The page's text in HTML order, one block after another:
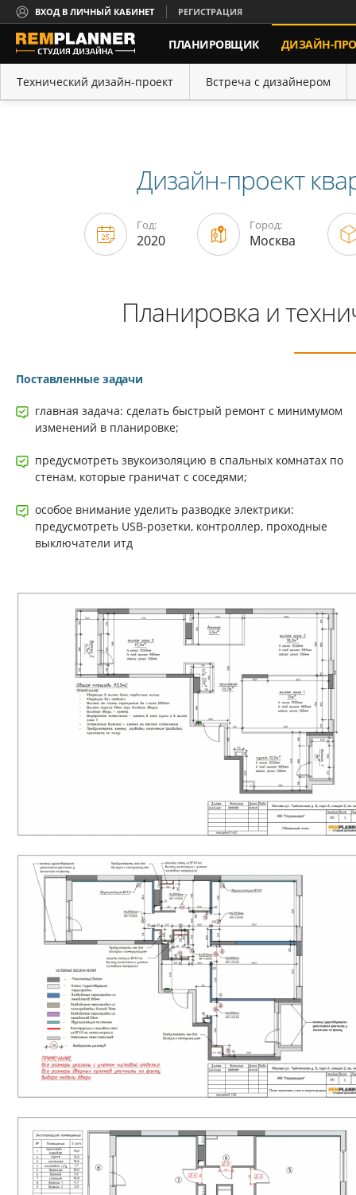
ВХОД В ЛИЧНЫЙ КАБИНЕТ РЕГИСТРАЦИЯ
ПЛАНИРОВЩИК ДИЗАЙН-
КОНТАКТЫ
Технический дизайн-проект Встреча с дизайнером
Дизайн-проект
Год:
2020
Город:
Москва
Планировка и
Поставленные задачи
главная задача: сделать быстрый ремонт с минимумом
изменений в планировке;
предусмотреть звукоизоляцию в спальных комнатах по
стенам, которые граничат с соседями;
особое внимание уделить разводке электрики:
предусмотреть USB-розетки, контроллер, проходные
выключатели итд